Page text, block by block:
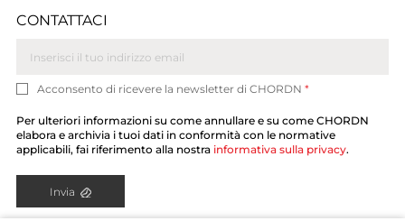
CONTATTACI
Acconsento di ricevere la newsletter di CHORDN *
Per ulteriori informazioni su come annullare e su come CHORDN
elabora e archivia i tuoi dati in conformità con le normative
applicabili, fai riferimento alla nostra informativa sulla privacy.
Invia